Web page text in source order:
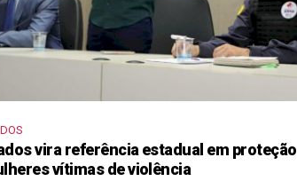
vira referência estadual em proteção
vítimas de violência